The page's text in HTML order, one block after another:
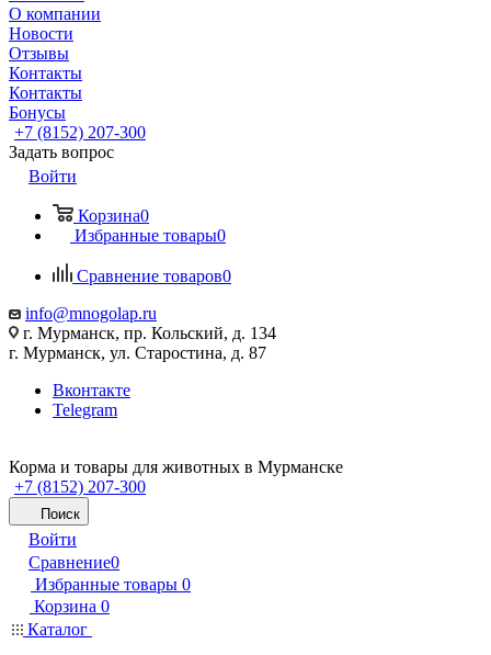
О компании
Новости
Отзывы
Контакты
Контакты
Бонусы
+7 (8152) 207-300
Задать вопрос
Войти
Корзина0
Избранные товары0
Сравнение товаров0
info@mnogolap.ru
г. Мурманск, пр. Кольский, д. 134
г. Мурманск, ул. Старостина, д. 87
Вконтакте
Telegram
Корма и товары для животных в Мурманске
+7 (8152) 207-300
Поиск
Войти
Сравнение0
Избранные товары 0
Корзина 0
Каталог